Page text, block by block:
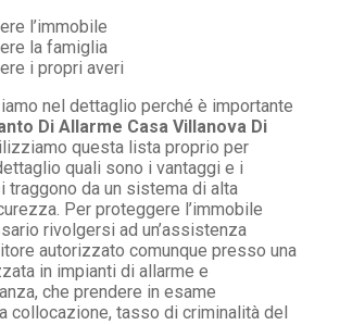
l’immobile
la famiglia
i propri averi
nel dettaglio perché è importante
Di Allarme Casa Villanova Di
questa lista proprio per
quali sono i vantaggi e i
traggono da un sistema di alta
Per proteggere l’immobile
rivolgersi ad un’assistenza
autorizzato comunque presso una
in impianti di allarme e
che prendere in esame
collocazione, tasso di criminalità del